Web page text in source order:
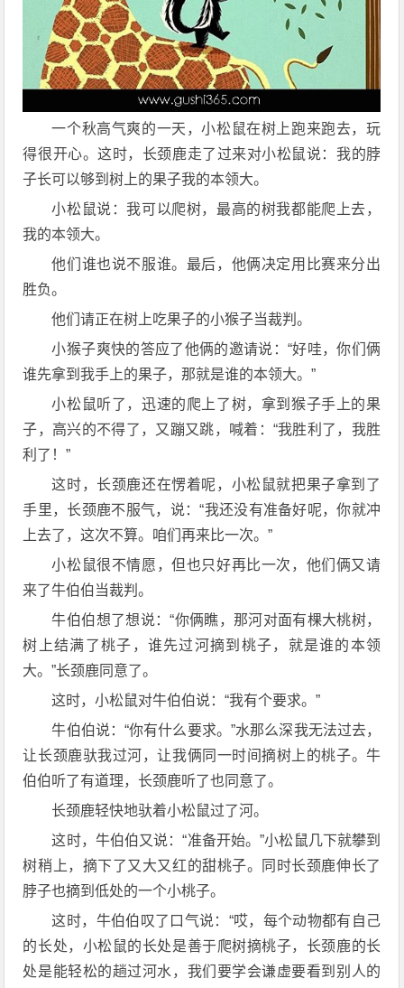
一个秋高气爽的一天，小松鼠在树上跑来跑去，玩
得很开心。这时，长颈鹿走了过来对小松鼠说：我的脖
子长可以够到树上的果子我的本领大。
小松鼠说：我可以爬树，最高的树我都能爬上去，
我的本领大。
他们谁也说不服谁。最后，他俩决定用比赛来分出
胜负。
他们请正在树上吃果子的小猴子当裁判。
小猴子爽快的答应了他俩的邀请说：“好哇，你们俩
谁先拿到我手上的果子，那就是谁的本领大。”
小松鼠听了，迅速的爬上了树，拿到猴子手上的果
子，高兴的不得了，又蹦又跳，喊着：“我胜利了，我胜
利了！”
这时，长颈鹿还在愣着呢，小松鼠就把果子拿到了
手里，长颈鹿不服气，说：“我还没有准备好呢，你就冲
上去了，这次不算。咱们再来比一次。”
小松鼠很不情愿，但也只好再比一次，他们俩又请
来了牛伯伯当裁判。
牛伯伯想了想说：“你俩瞧，那河对面有棵大桃树，
树上结满了桃子，谁先过河摘到桃子，就是谁的本领
大。”长颈鹿同意了。
这时，小松鼠对牛伯伯说：“我有个要求。”
牛伯伯说：“你有什么要求。”水那么深我无法过去，
让长颈鹿驮我过河，让我俩同一时间摘树上的桃子。牛
伯伯听了有道理，长颈鹿听了也同意了。
长颈鹿轻快地驮着小松鼠过了河。
这时，牛伯伯又说：“准备开始。”小松鼠几下就攀到
树稍上，摘下了又大又红的甜桃子。同时长颈鹿伸长了
脖子也摘到低处的一个小桃子。
这时，牛伯伯叹了口气说：“哎，每个动物都有自己
的长处，小松鼠的长处是善于爬树摘桃子，长颈鹿的长
处是能轻松的趟过河水，我们要学会谦虚要看到别人的